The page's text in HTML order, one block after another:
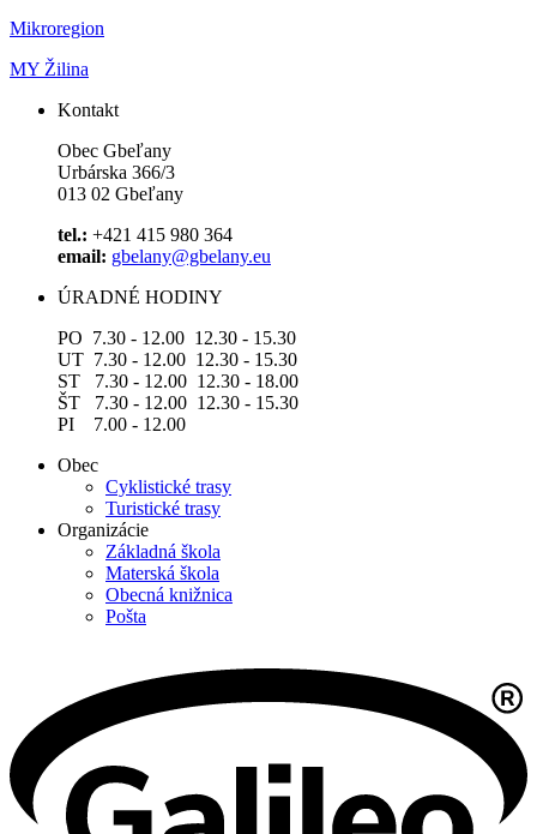
Mikroregion
MY Žilina
Kontakt
Obec Gbeľany
Urbárska 366/3
013 02 Gbeľany
tel.: +421 415 980 364
email: gbelany@gbelany.eu
ÚRADNÉ HODINY
PO 7.30 - 12.00 12.30 - 15.30
UT 7.30 - 12.00 12.30 - 15.30
ST 7.30 - 12.00 12.30 - 18.00
ŠT 7.30 - 12.00 12.30 - 15.30
PI 7.00 - 12.00
Obec
Cyklistické trasy
Turistické trasy
Organizácie
Základná škola
Materská škola
Obecná knižnica
Pošta